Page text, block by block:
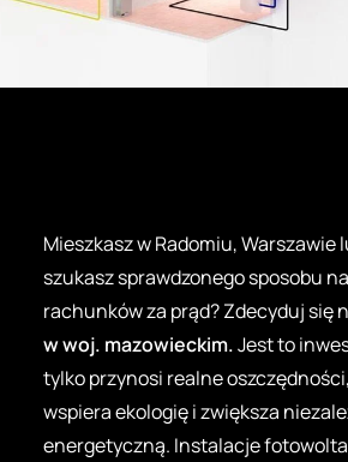
Mieszkasz w Radomiu, Warszawie
szukasz sprawdzonego sposobu
rachunków za prąd? Zdecyduj się
w woj. mazowieckim.Jest to
tylko przynosi realne
wspiera ekologię i zwiększa
energetyczną. Instalacje